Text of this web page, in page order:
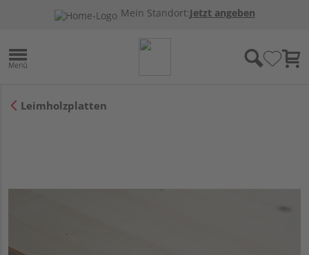
Mein Standort:Jetzt angeben
Leimholzplatten